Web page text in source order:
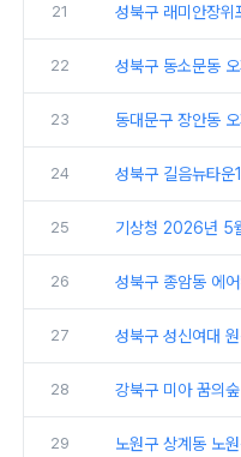
21 성북구 래미안장
22 성북구 동소문동
23 동대문구 장안동
24 성북구 길음뉴타운
25 기상청 2026년 5
26 성북구 종암동 에
27 성북구 성신여대
28 강북구 미아 꿈의
29 노원구 상계동 노